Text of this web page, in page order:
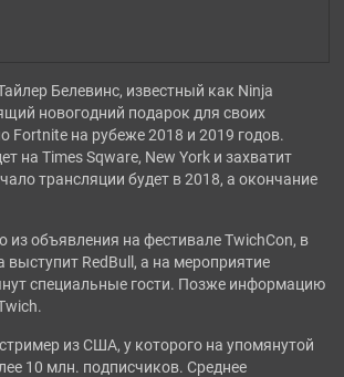
Белевинс, известный как Ninja
новогодний подарок для своих
Fortnite на рубеже 2018 и 2019 годов.
на Times Sqware, New York и захватит
трансляции будет в 2018, а окончание
из объявления на фестивале TwichCon, в
выступит RedBull, а на мероприятие
специальные гости. Позже информацию
из США, у которого на упомянутой
10 млн. подписчиков. Среднее